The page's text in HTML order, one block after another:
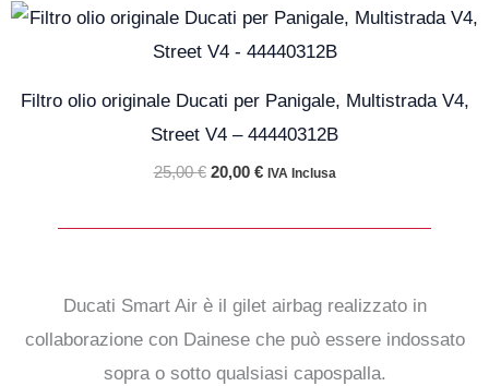
Filtro olio originale Ducati per Panigale, Multistrada V4,
Street V4 – 44440312B
25,00€
Il
prezzo
originale
25,00 €.
20,00 €
Il
prezzo
attuale
20,00 €.
IVA Inclusa
Ducati Smart Air è il gilet airbag realizzato in
collaborazione con Dainese che può essere indossato
sopra o sotto qualsiasi capospalla.